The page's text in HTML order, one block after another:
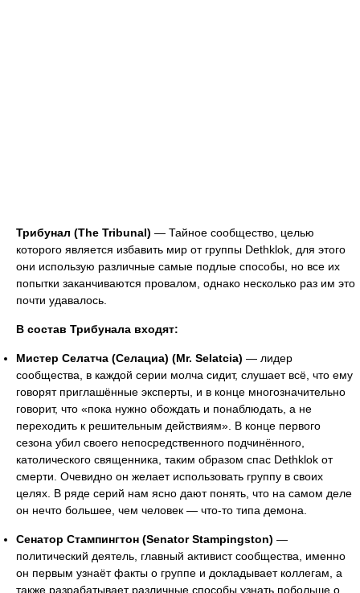
Трибунал (The Tribunal) — Тайное сообщество, целью
которого является избавить мир от группы Dethklok, для этого
они использую различные самые подлые способы, но все их
попытки заканчиваются провалом, однако несколько раз им это
почти удавалось.
В состав Трибунала входят:
Мистер Селатча (Селациа) (Mr. Selatcia) — лидер
сообщества, в каждой серии молча сидит, слушает всё, что ему
говорят приглашённые эксперты, и в конце многозначительно
говорит, что «пока нужно обождать и понаблюдать, а не
переходить к решительным действиям». В конце первого
сезона убил своего непосредственного подчинённого,
католического священника, таким образом спас Dethklok от
смерти. Очевидно он желает использовать группу в своих
целях. В ряде серий нам ясно дают понять, что на самом деле
он нечто большее, чем человек — что-то типа демона.
Сенатор Стампингтон (Senator Stampingston) —
политический деятель, главный активист сообщества, именно
он первым узнаёт факты о группе и докладывает коллегам, а
также разрабатывает различные способы узнать побольше о